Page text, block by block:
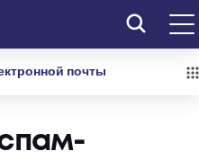
почты